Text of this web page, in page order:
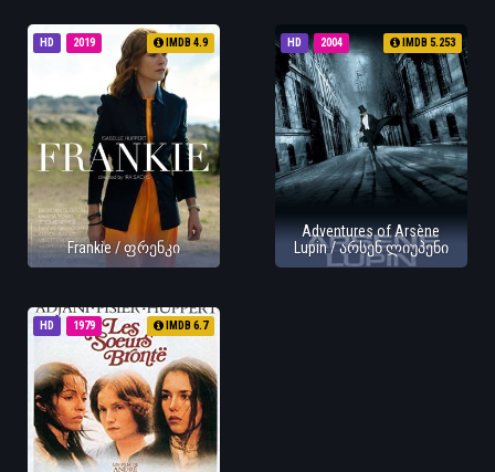
HD 2019 IMDB 4.9
Frankie / ფრენკი
HD 2004 IMDB 5.253
Adventures of Arsène
Lupin / არსენ ლიუპენი
HD 1979 IMDB 6.7